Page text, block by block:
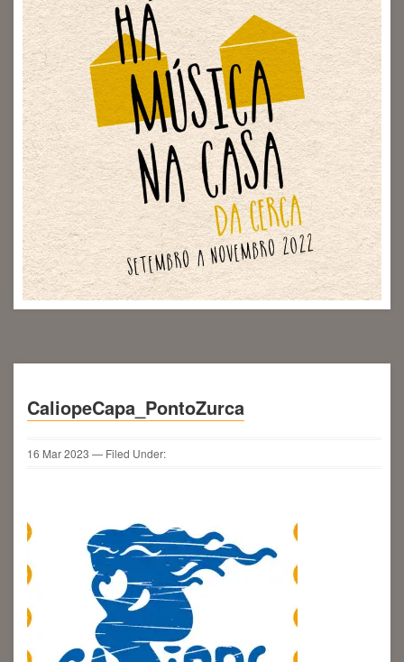
Maria do Mar
CaliopeCapa_PontoZurca
16 Mar2023 — Filed Under: